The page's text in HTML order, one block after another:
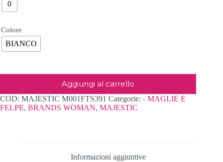
0
Colore
BIANCO
Aggiungi al carrello
COD: MAJESTIC M001FTS391 Categorie: - MAGLIE E
FELPE, BRANDS WOMAN, MAJESTIC
Informazioni aggiuntive